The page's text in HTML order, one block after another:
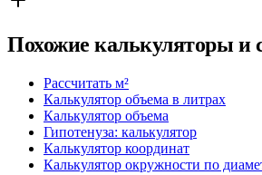
Похожие калькуляторы и
Рассчитать м²
Калькулятор объема в литрах
Калькулятор объема
Гипотенуза: калькулятор
Калькулятор координат
Калькулятор окружности по